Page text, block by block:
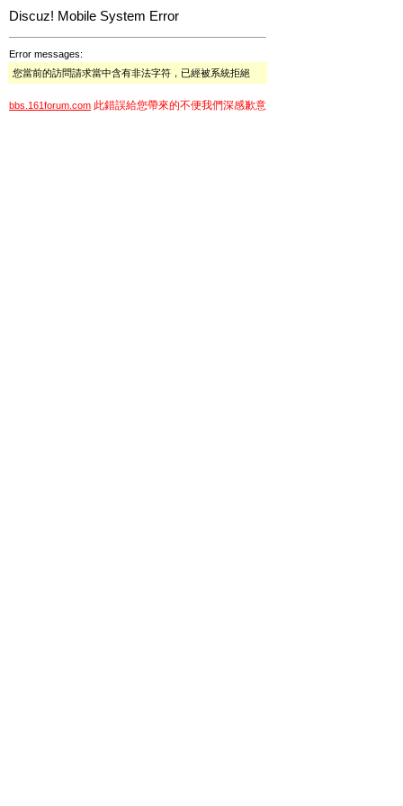
Discuz! Mobile System Error
Error messages:
您當前的訪問請求當中含有非法字符，已經被系統拒絕
bbs.161forum.com 此錯誤給您帶來的不便我們深感歉意